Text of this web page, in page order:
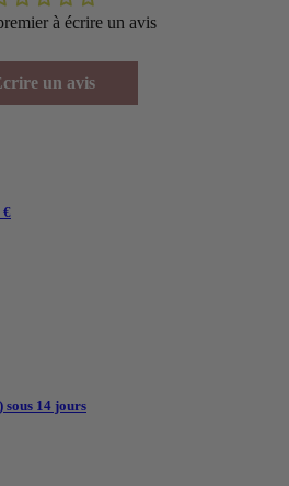
à écrire un avis
un avis
€
14 jours